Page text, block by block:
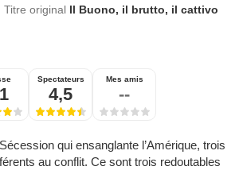
Titre original Il Buono, il brutto, il cattivo
Spectateurs
4,5
Mes amis
--
qui ensanglante l’Amérique, trois
au conflit. Ce sont trois redoutables